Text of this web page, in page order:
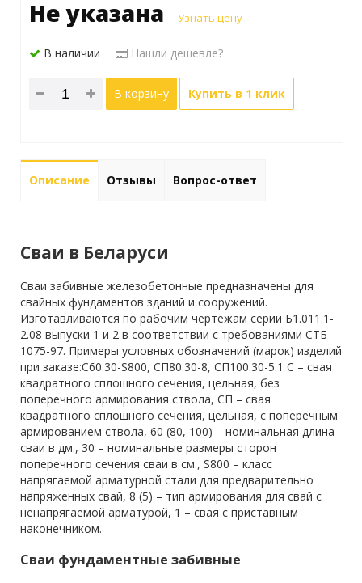
Не указана Узнать цену
В наличии Нашли дешевле?
В корзину Купить в 1 клик
Описание Отзывы Вопрос-ответ
Сваи в Беларуси
Сваи забивные железобетонные предназначены для
свайных фундаментов зданий и сооружений.
Изготавливаются по рабочим чертежам серии Б1.011.1-
2.08 выпуски 1 и 2 в соответствии с требованиями СТБ
1075-97. Примеры условных обозначений (марок) изделий
при заказе:С60.30-S800, СП80.30-8, СП100.30-5.1 С – свая
квадратного сплошного сечения, цельная, без
поперечного армирования ствола, СП – свая
квадратного сплошного сечения, цельная, с поперечным
армированием ствола, 60 (80, 100) – номинальная длина
сваи в дм., 30 – номинальные размеры сторон
поперечного сечения сваи в см., S800 – класс
напрягаемой арматурной стали для предварительно
напряженных свай, 8 (5) – тип армирования для свай с
ненапрягаемой арматурой, 1 – свая с приставным
наконечником.
Сваи фундаментные забивные